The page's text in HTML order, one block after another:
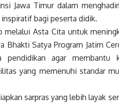
Jawa Timur dalam
inspiratif bagi peserta didik.
Asta Cita untuk
Satya Program Jatim
pendidikan agar membantu
yang memenuhi standar
sarpras yang lebih layak